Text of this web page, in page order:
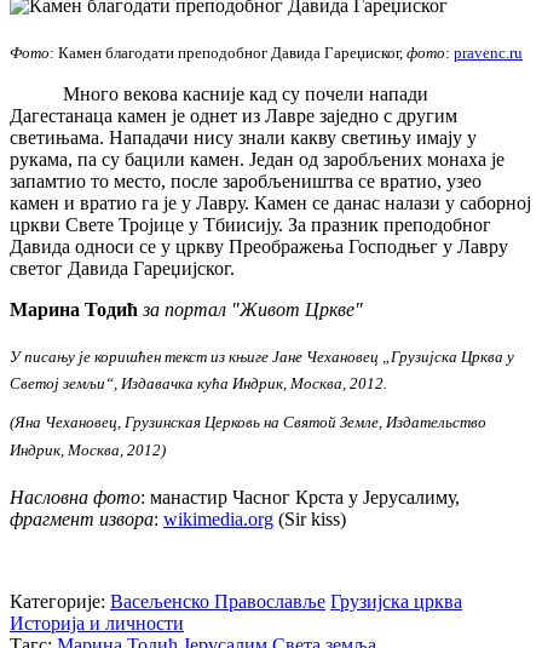
Фото: Камен благодати преподобног Давида Гареџиског, фото: pravenc.ru
Много векова касније кад су почели напади
Дагестанаца камен је однет из Лавре заједно с другим
светињама. Нападачи нису знали какву светињу имају у
рукама, па су бацили камен. Један од заробљених монаха је
запамтио то место, после заробљеништва се вратио, узео
камен и вратио га је у Лавру. Камен се данас налази у саборној
цркви Свете Тројице у Тбиисију. За празник преподобног
Давида односи се у цркву Преображења Господњег у Лавру
светог Давида Гареџијског.
Марина Тодић за портал "Живот Цркве"
У писању је коришћен текст из књиге Јане Чехановец „Грузијска Црква у
Светој земљи“, Издавачка кућа Индрик, Москва, 2012.
(Яна Чехановец, Грузинская Церковь на Святой Земле, Издательство
Индрик, Москва, 2012)
Насловна фото: манастир Часног Крста у Јерусалиму,
фрагмент извора: wikimedia.org (Sir kiss)
Категорије: Васељенско Православље Грузијска црква
Историја и личности